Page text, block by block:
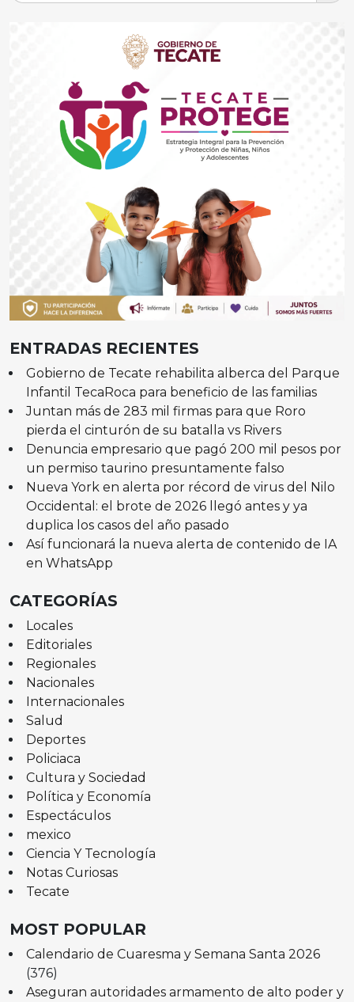
ENTRADAS RECIENTES
Gobierno de Tecate rehabilita alberca del Parque
Infantil TecaRoca para beneficio de las familias
Juntan más de 283 mil firmas para que Roro
pierda el cinturón de su batalla vs Rivers
Denuncia empresario que pagó 200 mil pesos por
un permiso taurino presuntamente falso
Nueva York en alerta por récord de virus del Nilo
Occidental: el brote de 2026 llegó antes y ya
duplica los casos del año pasado
Así funcionará la nueva alerta de contenido de IA
en WhatsApp
CATEGORÍAS
Locales
Editoriales
Regionales
Nacionales
Internacionales
Salud
Deportes
Policiaca
Cultura y Sociedad
Política y Economía
Espectáculos
mexico
Ciencia Y Tecnología
Notas Curiosas
Tecate
MOST POPULAR
Calendario de Cuaresma y Semana Santa 2026
(376)
Aseguran autoridades armamento de alto poder y